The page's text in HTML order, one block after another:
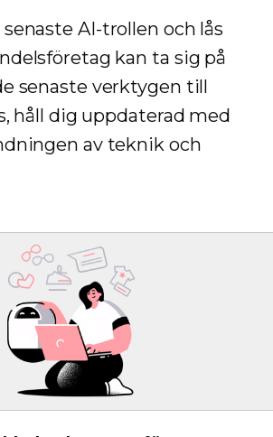
AI-trollen och lås
kan ta sig på
senaste verktygen till
håll dig uppdaterad med
av teknik och